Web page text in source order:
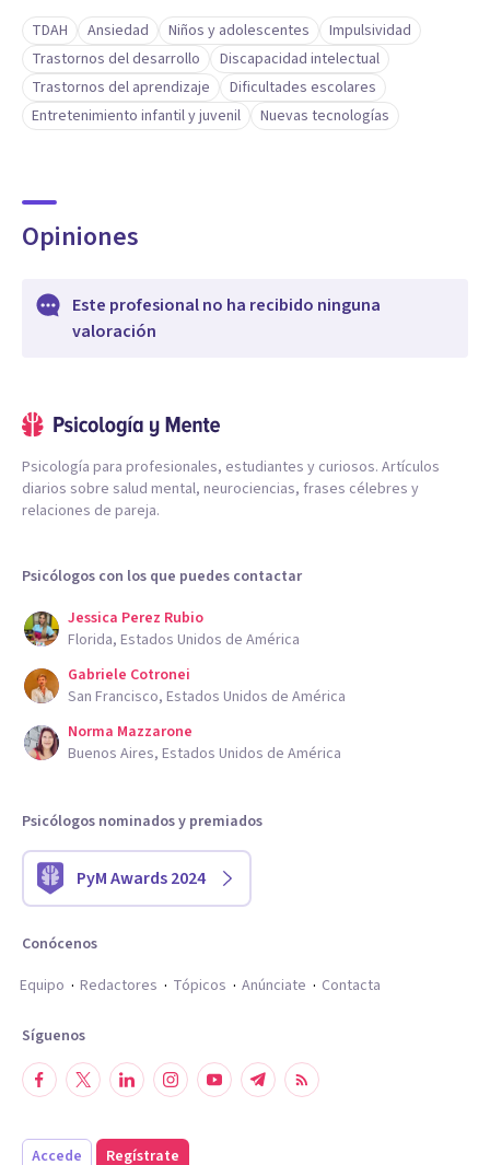
TDAH Ansiedad Niños y adolescentes
Impulsividad
Trastornos del desarrollo
Discapacidad intelectual
Trastornos del aprendizaje
Dificultades escolares
Entretenimiento infantil y juvenil
Nuevas tecnologías
Opiniones
Este profesional no ha recibido ninguna
valoración
Psicología para profesionales, estudiantes y curiosos. Artículos
diarios sobre salud mental, neurociencias, frases célebres y
relaciones de pareja.
Psicólogos con los que puedes contactar
Jessica Perez Rubio
Florida, Estados Unidos de América
Gabriele Cotronei
San Francisco, Estados Unidos de América
Norma Mazzarone
Buenos Aires, Estados Unidos de América
Psicólogos nominados y premiados
PyM Awards 2024
Conócenos
Equipo
Redactores Tópicos Anúnciate Contacta
Síguenos
Accede Regístrate